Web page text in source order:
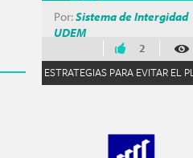
Por:Sistema de Intergidad
UDEM
2
ESTRATEGIAS PARA EVITAR EL